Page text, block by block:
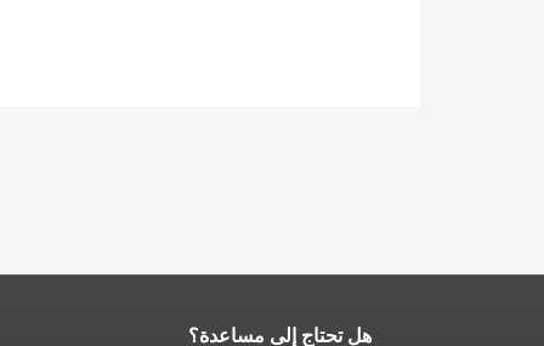
هل تحتاج إلى مساعدة؟